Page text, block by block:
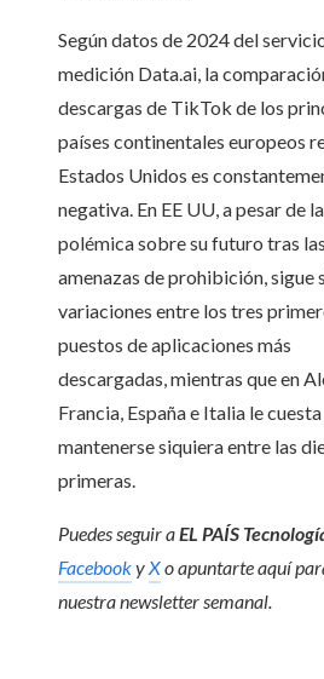
Según datos de 2024 del
medición Data.ai, la
descargas de TikTok de los
países continentales europeos
Estados Unidos es
negativa. En EE UU, a pesar de la
polémica sobre su futuro tras las
amenazas de prohibición, sigue
variaciones entre los tres
puestos de aplicaciones más
descargadas, mientras que en
Francia, España e Italia le cuesta
mantenerse siquiera entre las
primeras.
Puedes seguir aEL PAÍS
FacebookyXo apuntarte aquí
nuestranewsletter semanal.